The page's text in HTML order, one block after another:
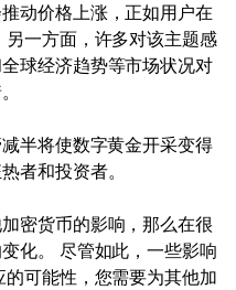
动价格上涨，正如用户在
一方面，许多对该主题感
球经济趋势等市场状况对
半将使数字黄金开采变得
者和投资者。
密货币的影响，那么在很
化。 尽管如此，一些影响
可能性，您需要为其他加